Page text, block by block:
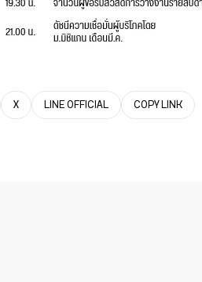
X LINE OFFICIAL COPY LINK